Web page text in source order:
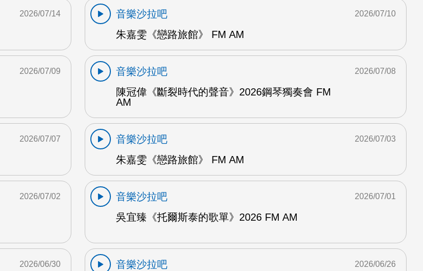
2026/07/14
音樂沙拉吧
朱嘉雯《戀路旅館》 FM AM
2026/07/10
2026/07/09
音樂沙拉吧
陳冠偉《斷裂時代的聲音》2026鋼琴獨奏會 FM
AM
2026/07/08
2026/07/07
音樂沙拉吧
朱嘉雯《戀路旅館》 FM AM
2026/07/03
2026/07/02
音樂沙拉吧
吳宜臻《托爾斯泰的歌單》2026 FM AM
2026/07/01
2026/06/30
音樂沙拉吧
2026/06/26